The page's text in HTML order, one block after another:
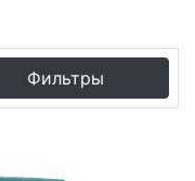
Фильтры